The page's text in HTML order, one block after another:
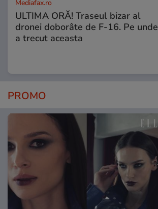
Mediafax.ro
ULTIMA ORĂ! Traseul bizar al
dronei doborâte de F-16. Pe unde
a trecut aceasta
PROMO